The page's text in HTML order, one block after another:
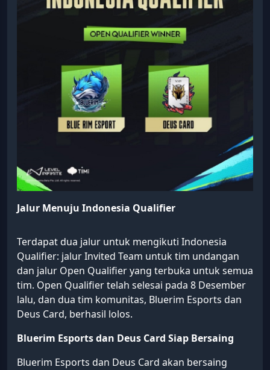
Jalur Menuju Indonesia Qualifier
Terdapat dua jalur untuk mengikuti Indonesia
Qualifier: jalur Invited Team untuk tim undangan
dan jalur Open Qualifier yang terbuka untuk semua
tim. Open Qualifier telah selesai pada 8 Desember
lalu, dan dua tim komunitas, Bluerim Esports dan
Deus Card, berhasil lolos.
Bluerim Esports dan Deus Card Siap Bersaing
Bluerim Esports dan Deus Card akan bersaing